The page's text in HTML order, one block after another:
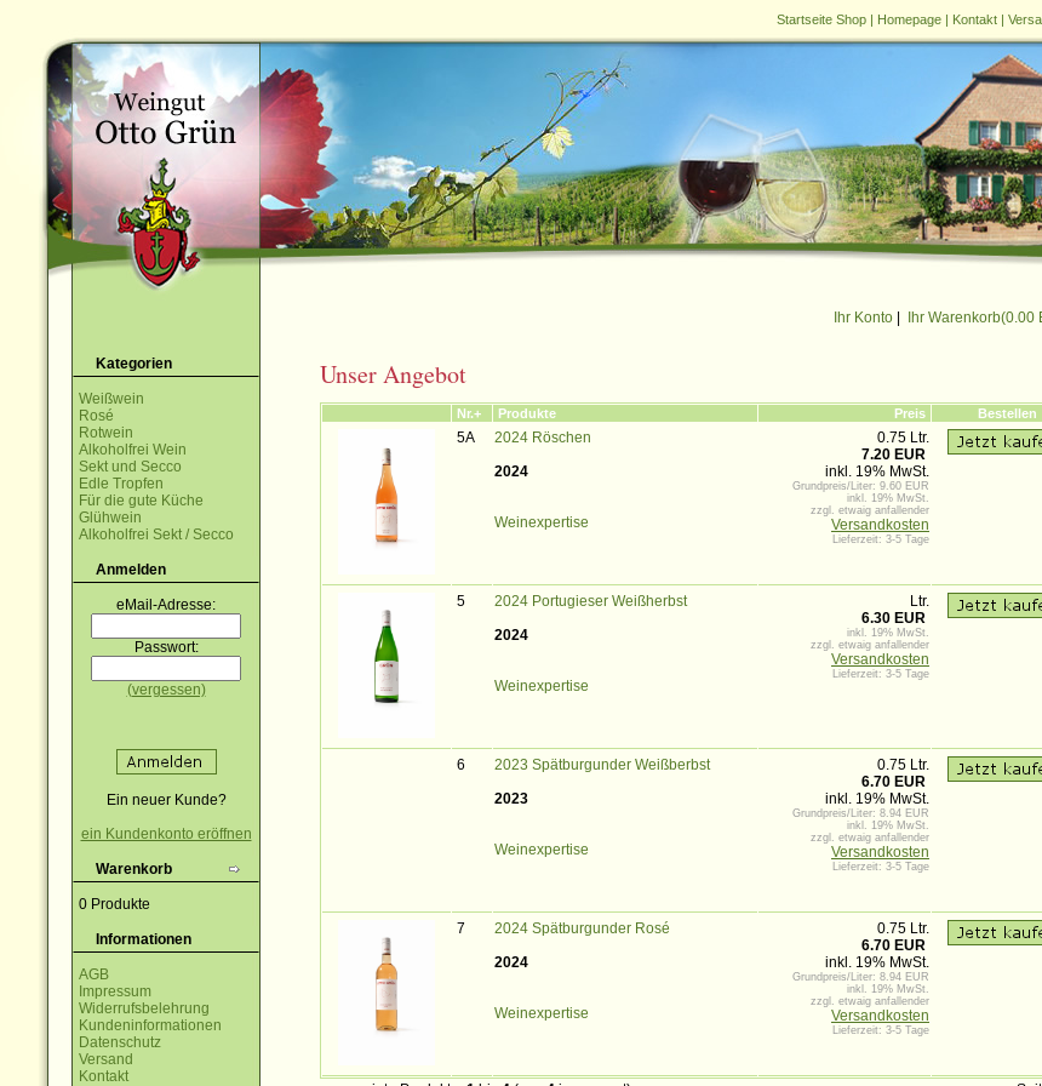
Startseite Shop | Homepage | Kontakt |
Ihr Konto Ihr Warenkorb(0.00
Kategorien
Weißwein
Rosé
Rotwein
Alkoholfrei Wein
Sekt und Secco
Edle Tropfen
Für die gute Küche
Glühwein
Alkoholfrei Sekt / Secco
Anmelden
eMail-Adresse:
Passwort:
(vergessen)
Ein neuer Kunde?
ein Kundenkonto eröffnen
Warenkorb
0 Produkte
Informationen
AGB
Impressum
Widerrufsbelehrung
Kundeninformationen
Datenschutz
Versand
Kontakt
Unser Angebot
Nr.+ Produkte Preis Bestellen
5A
2024 Röschen
2024
Weinexpertise
0.75 Ltr.
7.20 EUR
inkl. 19% MwSt.
Grundpreis/Liter: 9.60 EUR
inkl. 19% MwSt.
zzgl. etwaig anfallender
Versandkosten
Lieferzeit: 3-5 Tage
5
2024 Portugieser Weißherbst
2024
Weinexpertise
Ltr.
6.30 EUR
inkl. 19% MwSt.
zzgl. etwaig anfallender
Versandkosten
Lieferzeit: 3-5 Tage
6
2023 Spätburgunder Weißberbst
2023
Weinexpertise
0.75 Ltr.
6.70 EUR
inkl. 19% MwSt.
Grundpreis/Liter: 8.94 EUR
inkl. 19% MwSt.
zzgl. etwaig anfallender
Versandkosten
Lieferzeit: 3-5 Tage
7
2024 Spätburgunder Rosé
2024
Weinexpertise
0.75 Ltr.
6.70 EUR
inkl. 19% MwSt.
Grundpreis/Liter: 8.94 EUR
inkl. 19% MwSt.
zzgl. etwaig anfallender
Versandkosten
Lieferzeit: 3-5 Tage